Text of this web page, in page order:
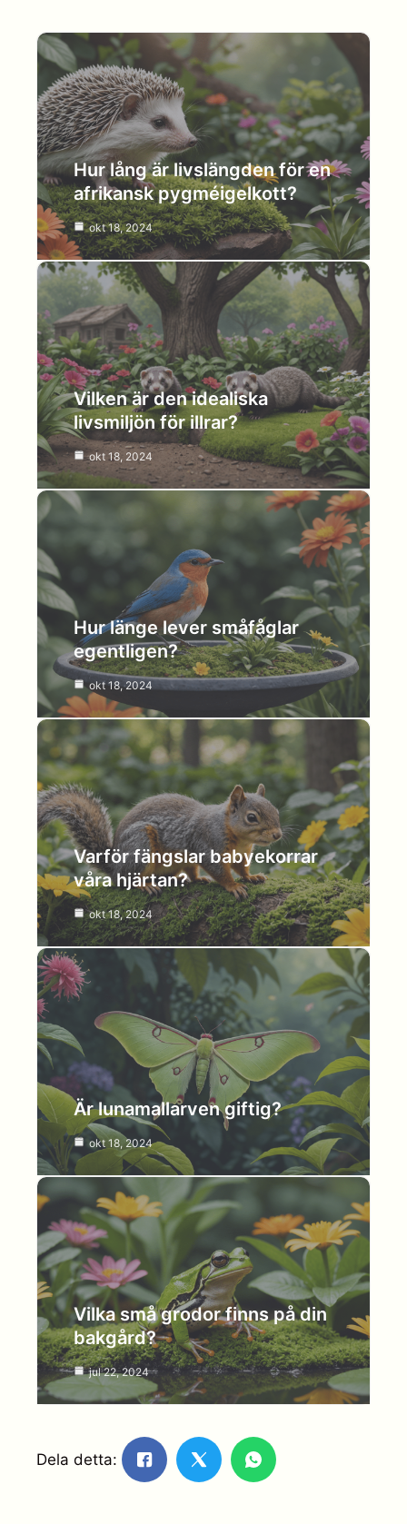
Hur lång är livslängden för en
afrikansk pygméigelkott?
okt 18, 2024
Vilken är den idealiska
livsmiljön för illrar?
okt 18, 2024
Hur länge lever småfåglar
egentligen?
okt 18, 2024
Varför fängslar babyekorrar
våra hjärtan?
okt 18, 2024
Är lunamallarven giftig?
okt 18, 2024
Vilka små grodor finns på din
bakgård?
jul 22, 2024
Dela detta: